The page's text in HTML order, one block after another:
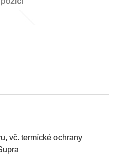
vč. termícké ochrany